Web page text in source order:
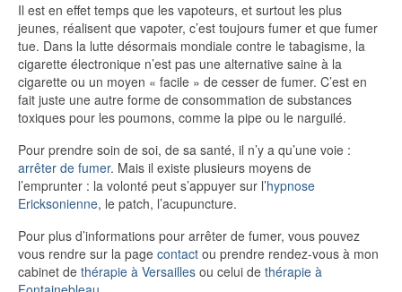
Il est en effet temps que les vapoteurs, et surtout les plus
jeunes, réalisent que vapoter, c’est toujours fumer et que fumer
tue. Dans la lutte désormais mondiale contre le tabagisme, la
cigarette électronique n’est pas une alternative saine à la
cigarette ou un moyen « facile » de cesser de fumer. C’est en
fait juste une autre forme de consommation de substances
toxiques pour les poumons, comme la pipe ou le narguilé.
Pour prendre soin de soi, de sa santé, il n’y a qu’une voie :
arrêter de fumer. Mais il existe plusieurs moyens de
l’emprunter : la volonté peut s’appuyer sur l’hypnose
Ericksonienne, le patch, l’acupuncture.
Pour plus d’informations pour arrêter de fumer, vous pouvez
vous rendre sur la page contact ou prendre rendez-vous à mon
cabinet de thérapie à Versailles ou celui de thérapie à